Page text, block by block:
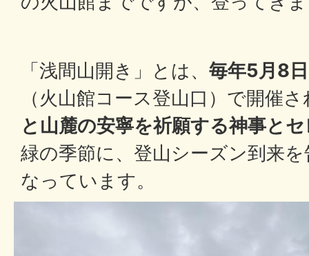
「浅間山開き」とは、 毎年5月8日
（火山館コース登山口）で開催
と山麓の安寧を祈願する神事と
緑の季節に、登山シーズン到来
なっています。